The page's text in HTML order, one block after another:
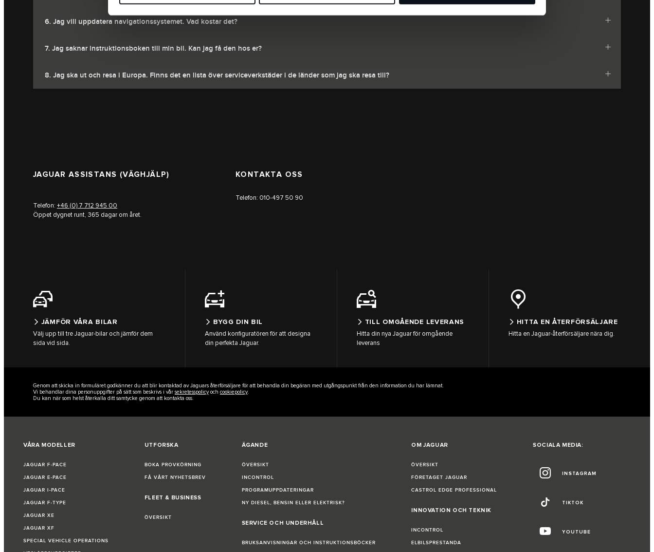
6. Jag vill uppdatera navigationssystemet. Vad kostar det?
7. Jag saknar instruktionsboken till min bil. Kan jag få den hos er?
8. Jag ska ut och resa i Europa. Finns det en lista över serviceverkstäder i de länder som jag ska resa till?
JAGUAR ASSISTANS (VÄGHJÄLP)
Telefon: +46 (0) 7 712 945 00
Öppet dygnet runt, 365 dagar om året.
KONTAKTA OSS
Telefon: 010-497 50 90
JÄMFÖR VÅRA BILAR
Välj upp till tre Jaguar-bilar och jämför dem
sida vid sida.
BYGG DIN BIL
Använd konfiguratören för att designa
din perfekta Jaguar.
TILL OMGÅENDE LEVERANS
Hitta din nya Jaguar för omgående
leverans
HITTA EN ÅTERFÖRSÄLJARE
Hitta en Jaguar-återförsäljare nära dig.
Genom att skicka in formuläret godkänner du att blir kontaktad av Jaguars återförsäljare för att behandla din begäran med utgångspunkt från den information du har lämnat.
Vi behandlar dina personuppgifter på sätt som beskrivs i vår sekretesspolicyoch cookiepolicy.
Du kan när som helst återkalla ditt samtycke genom att kontakta oss.
VÅRA MODELLER
JAGUAR F‑PACE
JAGUAR E‑PACE
JAGUAR I-PACE
JAGUAR F‑TYPE
JAGUAR XE
JAGUAR XF
SPECIAL VEHICLE OPERATIONS
UTFORSKA
BOKA PROVKÖRNING
FÅ VÅRT NYHETSBREV
FLEET & BUSINESS
ÖVERSIKT
ÄGANDE
ÖVERSIKT
INCONTROL
PROGRAMUPPDATERINGAR
NY DIESEL, BENSIN ELLER ELEKTRISK?
SERVICE OCH UNDERHÅLL
BRUKSANVISNINGAR OCH INSTRUKTIONSBÖCKER
OM JAGUAR
ÖVERSIKT
FÖRETAGET JAGUAR
CASTROL EDGE PROFESSIONAL
INNOVATION OCH TEKNIK
INCONTROL
ELBILSPRESTANDA
SOCIALA MEDIA:
INSTAGRAM
TIKTOK
YOUTUBE